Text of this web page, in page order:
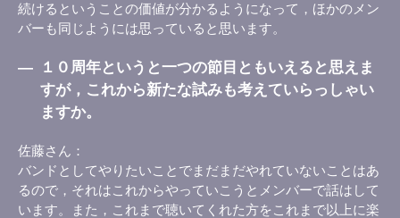
続けるということの価値が分かるようになって，ほかのメン
バーも同じようには思っていると思います。
―
１０周年というと一つの節目ともいえると思えま
すが，これから新たな試みも考えていらっしゃい
ますか。
佐藤さん
バンドとしてやりたいことでまだまだやれていないことはあ
るので，それはこれからやっていこうとメンバーで話はして
います。また，これまで聴いてくれた方をこれまで以上に楽